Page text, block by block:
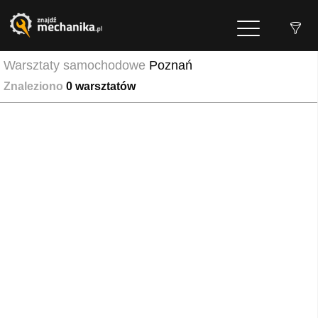
Warsztaty samochodowe Poznań
Znaleziono 0 warsztatów